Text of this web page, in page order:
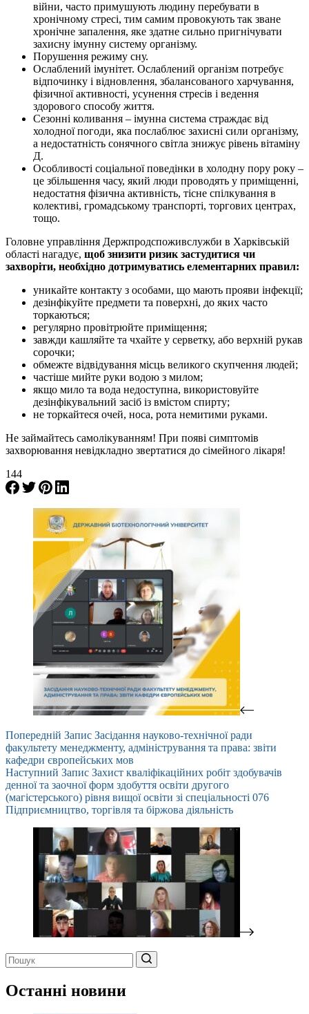
війни, часто примушують людину перебувати в
хронічному стресі, тим самим провокують так зване
хронічне запалення, яке здатне сильно пригнічувати
захисну імунну систему організму.
Порушення режиму сну.
Ослаблений імунітет. Ослаблений організм потребує
відпочинку і відновлення, збалансованого харчування,
фізичної активності, усунення стресів і ведення
здорового способу життя.
Сезонні коливання – імунна система страждає від
холодної погоди, яка послаблює захисні сили організму,
а недостатність сонячного світла знижує рівень вітаміну
Д.
Особливості соціальної поведінки в холодну пору року –
це збільшення часу, який люди проводять у приміщенні,
недостатня фізична активність, тісне спілкування в
колективі, громадському транспорті, торгових центрах,
тощо.
Головне управління Держпродспоживслужби в Харківській
області нагадує, щоб знизити ризик застудитися чи
захворіти, необхідно дотримуватись елементарних правил:
уникайте контакту з особами, що мають прояви інфекції;
дезінфікуйте предмети та поверхні, до яких часто
торкаються;
регулярно провітрюйте приміщення;
завжди кашляйте та чхайте у серветку, або верхній рукав
сорочки;
обмежте відвідування місць великого скупчення людей;
частіше мийте руки водою з милом;
якщо мило та вода недоступна, використовуйте
дезінфікувальний засіб із вмістом спирту;
не торкайтеся очей, носа, рота немитими руками.
Не займайтесь самолікуванням! При появі симптомів
захворювання невідкладно звертатися до сімейного лікаря!
144
Попередній Запис Засідання науково-технічної ради
факультету менеджменту, адміністрування та права: звіти
кафедри європейських мов
Наступний Запис Захист кваліфікаційних робіт здобувачів
денної та заочної форм здобуття освіти другого
(магістерського) рівня вищої освіти зі спеціальності 076
Підприємництво, торгівля та біржова діяльність
результатів
Останні новини